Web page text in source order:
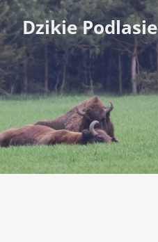
Dzikie Podlasie